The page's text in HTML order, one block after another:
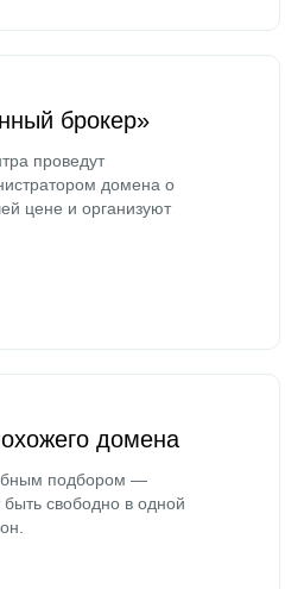
брокер»
проведут
домена о
цене и организуют
домена
подбором —
свободно в одной